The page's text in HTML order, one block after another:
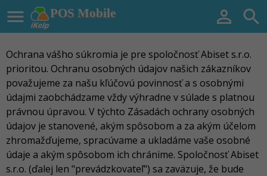
POS Mobile
  
Ochrana vášho súkromia je pre spoločnosť Abiset s.r.o.
prioritou. Ochranu osobných údajov našich zákazníkov
považujeme za našu kľúčovú povinnosť a s osobnými
údajmi zaobchádzame vždy výhradne v súlade s platnou
právnou úpravou. V týchto Zásadách ochrany osobných
údajov je stanovené, akým spôsobom a za akým účelom
zhromažďujeme, spracúvame a ukladáme vaše osobné
údaje a akým spôsobom ich chránime. Spoločnosť Abiset
s.r.o. (ďalej len "prevádzkovateľ") sa zaväzuje, že bude